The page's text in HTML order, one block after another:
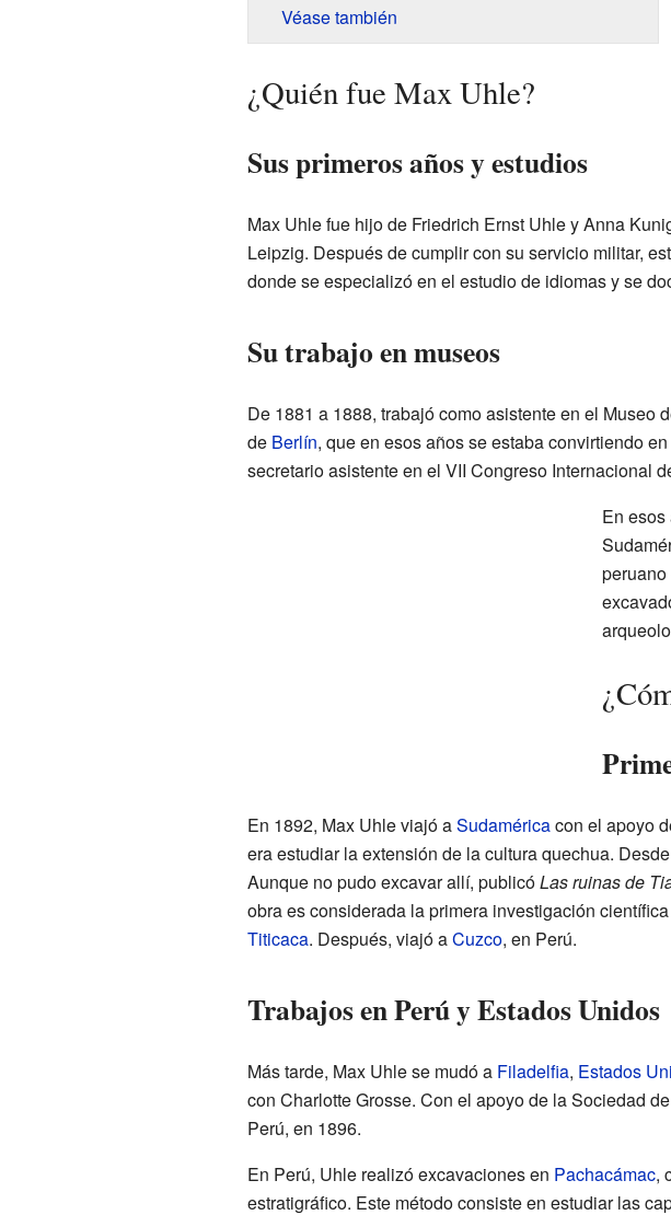
Véase también
¿Quién fue Max Uhle?
Sus primeros años y estudios
Max Uhle fue hijo de Friedrich Ernst Uhle y Anna
Leipzig. Después de cumplir con su servicio militar,
donde se especializó en el estudio de idiomas y se
Su trabajo en museos
De 1881 a 1888, trabajó como asistente en el
de Berlín, que en esos años se estaba convirtiendo
secretario asistente en el VII Congreso Internacional
En
En 1892, Max Uhle viajó aSudaméricacon el apoyo
era estudiar la extensión de la cultura quechua. Desde
Aunque no pudo excavar allí, publicóLas ruinas de
obra es considerada la primera investigación
Titicaca. Después, viajó aCuzco, en Perú.
Trabajos en Perú y Estados Unidos
Más tarde, Max Uhle se mudó a Filadelfia, Estados
con Charlotte Grosse. Con el apoyo de la Sociedad
Perú, en 1896.
En Perú, Uhle realizó excavaciones en Pachacámac,
estratigráfico. Este método consiste en estudiar las